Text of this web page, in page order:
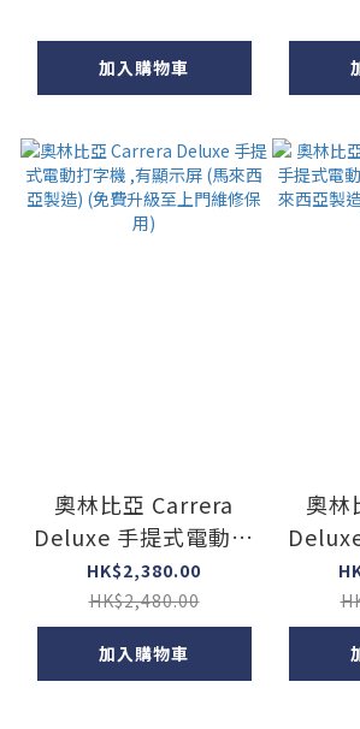
加入購物車
奧林比亞 Carrera
Deluxe 手提式電動打
字機 ,有顯示屏 (馬來
西亞製造) (免費升級
至上門維修保用)
HK$2,380.00
HK$2,480.00
加入購物車
奧林
動打
(馬來
升級